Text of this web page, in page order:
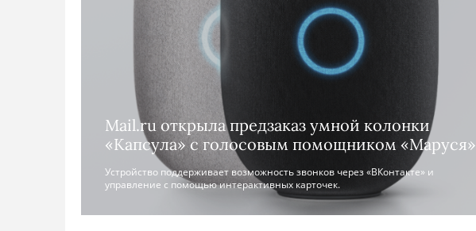
Mail.ru открыла предзаказ умной колонки
«Капсула» с голосовым помощником «Маруся»
Устройство поддерживает возможность звонков через «ВКонтакте» и
управление с помощью интерактивных карточек.